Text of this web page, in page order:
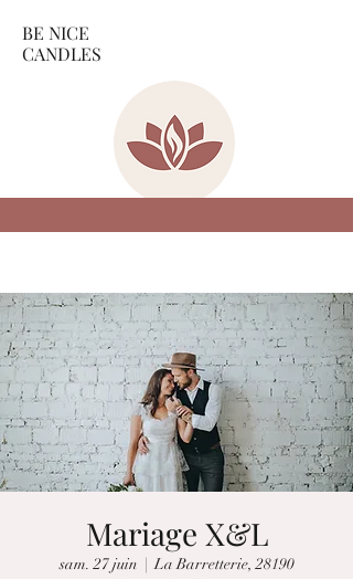
BE NICE
CANDLES
Mariage X&L
sam. 27 juin
  |
La Barretterie, 28190